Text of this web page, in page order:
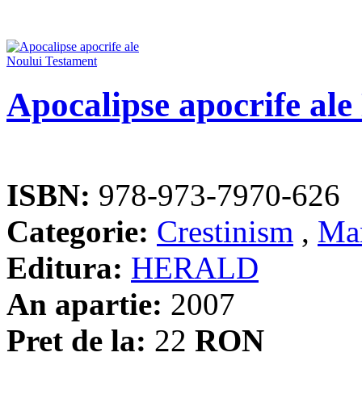
Apocalipse apocrife
ISBN: 978-973-7970-626
Categorie: Crestinism ,
Editura: HERALD
An apartie: 2007
Pret de la: 22 RON